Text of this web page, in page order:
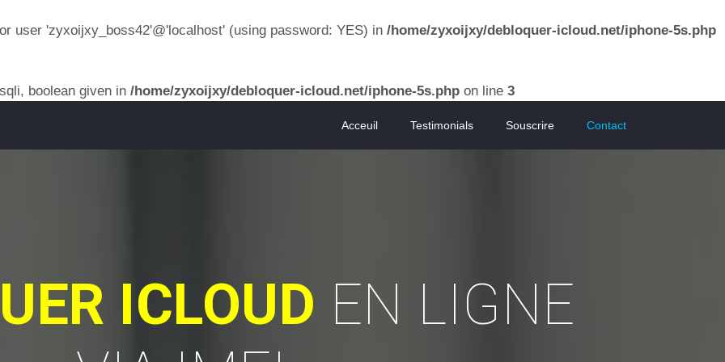
user 'zyxoijxy_boss42'@'localhost' (using password: YES) in /home/zyxoijxy/debloquer-icloud.net/iphone-5s.php
boolean given in /home/zyxoijxy/debloquer-icloud.net/iphone-5s.php on line 3
Acceuil Testimonials Souscrire Contact
ICLOUD EN LIGNE